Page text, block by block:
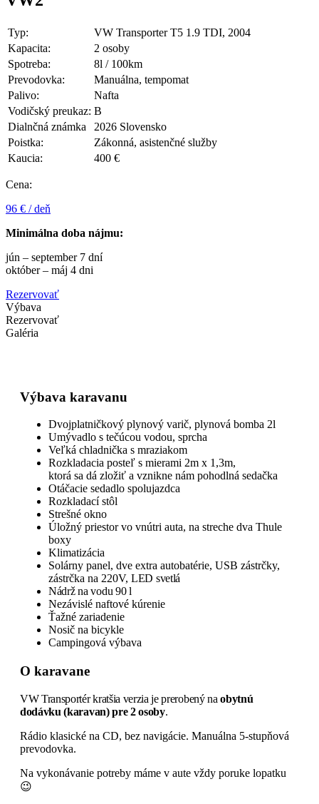
Typ:
VW Transporter T5 1.9 TDI, 2004
Kapacita:
2 osoby
Spotreba:
8l / 100km
Prevodovka:
Manuálna, tempomat
Palivo:
Nafta
Vodičský preukaz: B
Dialnčná známka
2026 Slovensko
Poistka:
Zákonná, asistenčné služby
Kaucia:
400 €
Cena:
96 € / deň
Minimálna doba nájmu:
jún – september 7 dní
október – máj 4 dni
Rezervovať
Výbava
Rezervovať
Galéria
Výbava karavanu
Dvojplatničkový plynový varič, plynová bomba 2l
Umývadlo s tečúcou vodou, sprcha
Veľká chladnička s mraziakom
Rozkladacia posteľ s mierami 2m x 1,3m,
ktorá sa dá zložiť a vznikne nám pohodlná sedačka
Otáčacie sedadlo spolujazdca
Rozkladací stôl
Strešné okno
Úložný priestor vo vnútri auta, na streche dva Thule
boxy
Klimatizácia
Solárny panel, dve extra autobatérie, USB zástrčky,
zástrčka na 220V, LED svetlá
Nádrž na vodu 90 l
Nezávislé naftové kúrenie
Ťažné zariadenie
Nosič na bicykle
Campingová výbava
O karavane
VW Transportér kratšia verzia je prerobený naobytnú
dodávku (karavan) pre 2 osoby.
Rádio klasické na CD, bez navigácie. Manuálna 5-stupňová
prevodovka.
Na vykonávanie potreby máme v aute vždy poruke lopatku
😉